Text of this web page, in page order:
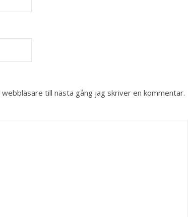
till nästa gång jag skriver en kommentar.